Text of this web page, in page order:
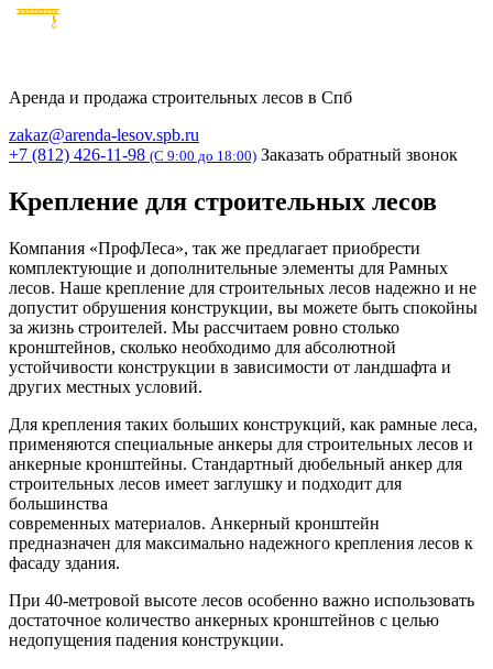
Аренда и продажа строительных лесов в Спб
zakaz@arenda-lesov.spb.ru
+7 (812) 426-11-98 (C 9:00 до 18:00) Заказать обратный звонок
Крепление для строительных лесов
Компания «ПрофЛеса», так же предлагает приобрести
комплектующие и дополнительные элементы для Рамных
лесов. Наше крепление для строительных лесов надежно и не
допустит обрушения конструкции, вы можете быть спокойны
за жизнь строителей. Мы рассчитаем ровно столько
кронштейнов, сколько необходимо для абсолютной
устойчивости конструкции в зависимости от ландшафта и
других местных условий.
Для крепления таких больших конструкций, как рамные леса,
применяются специальные анкеры для строительных лесов и
анкерные кронштейны. Стандартный дюбельный анкер для
строительных лесов имеет заглушку и подходит для
большинства
современных материалов. Анкерный кронштейн
предназначен для максимально надежного крепления лесов к
фасаду здания.
При 40-метровой высоте лесов особенно важно использовать
достаточное количество анкерных кронштейнов с целью
недопущения падения конструкции.